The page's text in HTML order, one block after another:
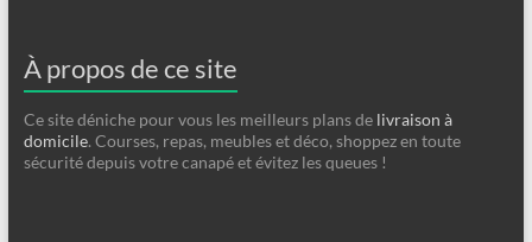
À propos de ce site
Ce site déniche pour vous les meilleurs plans de livraison à
domicile. Courses, repas, meubles et déco, shoppez en toute
sécurité depuis votre canapé et évitez les queues !